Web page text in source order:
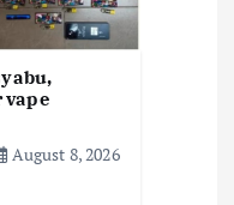
vape
August 8, 2026